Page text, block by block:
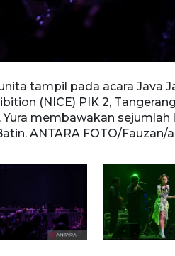
tampil pada acara Java
(NICE) PIK 2,
membawakan
ANTARA FOTO/Fauzan/